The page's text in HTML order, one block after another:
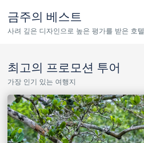
금주의 베스트
사려 깊은 디자인으로 높은 평가를 받은 호텔
최고의 프로모션 투어
가장 인기 있는 여행지